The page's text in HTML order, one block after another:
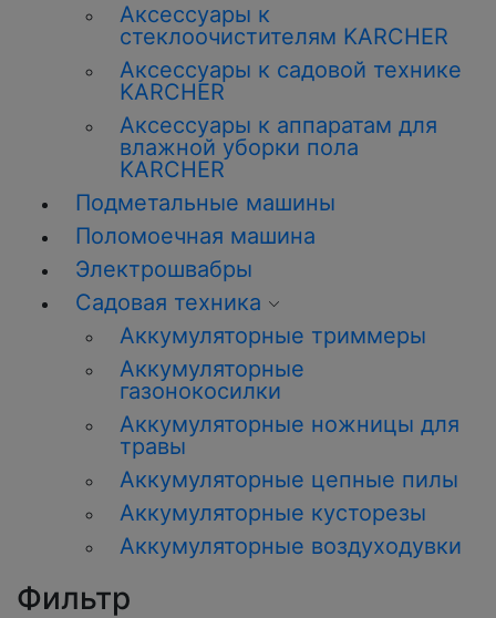
Аксессуары к
стеклоочистителям KARCHER
Аксессуары к садовой технике
KARCHER
Аксессуары к аппаратам для
влажной уборки пола
KARCHER
Подметальные машины
Поломоечная машина
Электрошвабры
Садовая техника
Аккумуляторные триммеры
Аккумуляторные
газонокосилки
Аккумуляторные ножницы для
травы
Аккумуляторные цепные пилы
Аккумуляторные кусторезы
Аккумуляторные воздуходувки
Фильтр